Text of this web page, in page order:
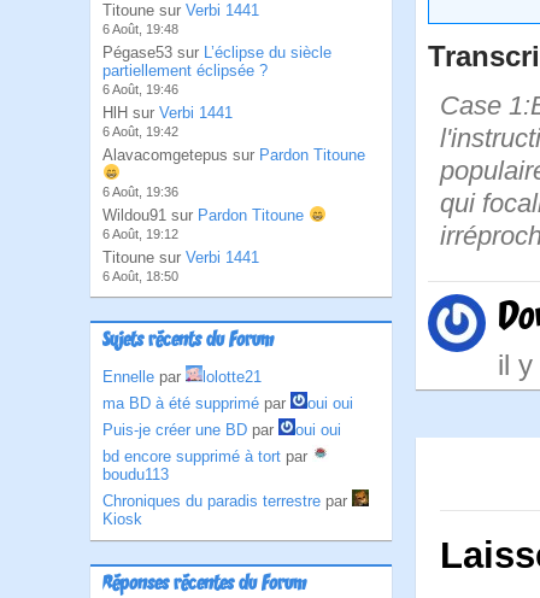
Titoune sur Verbi 1441
6 Août, 19:48
Pégase53 sur L’éclipse du siècle
partiellement éclipsée ?
6 Août, 19:46
HlH sur Verbi 1441
6 Août, 19:42
Alavacomgetepus sur Pardon Titoune
6 Août, 19:36
Wildou91 sur Pardon Titoune
6 Août, 19:12
Titoune sur Verbi 1441
6 Août, 18:50
Sujets récents du Forum
Ennelle par
lolotte21
ma BD à été supprimé par
oui oui
Puis-je créer une BD par
oui oui
bd encore supprimé à tort par
boudu113
Chroniques du paradis terrestre par
Kiosk
Réponses récentes du Forum
Case
qui
il